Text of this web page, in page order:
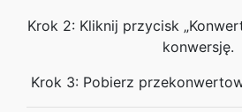
Krok 2: Kliknij przycisk
konwersję.
Krok 3: Pobierz